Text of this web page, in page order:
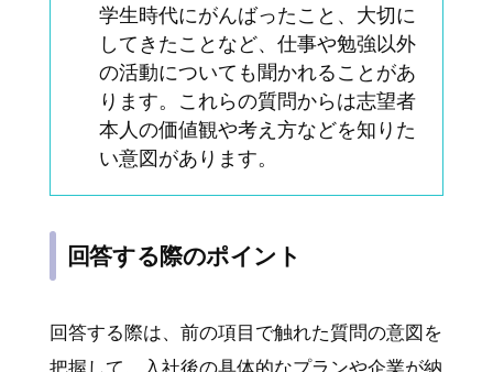
学生時代にがんばったこと、大切に
してきたことなど、仕事や勉強以外
の活動についても聞かれることがあ
ります。これらの質問からは志望者
本人の価値観や考え方などを知りた
い意図があります。
回答する際のポイント
回答する際は、前の項目で触れた質問の意図を